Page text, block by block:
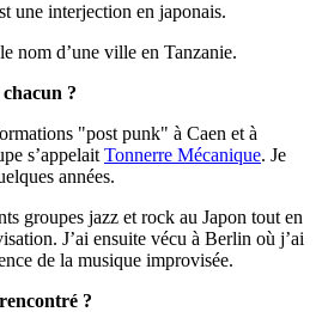
une interjection en japonais.
nom d’une ville en Tanzanie.
?
"post punk" à Caen et à
s’appelait Tonnerre Mécanique. Je
années.
groupes jazz et rock au Japon tout en
J’ai ensuite vécu à Berlin où j’ai
de la musique improvisée.
?